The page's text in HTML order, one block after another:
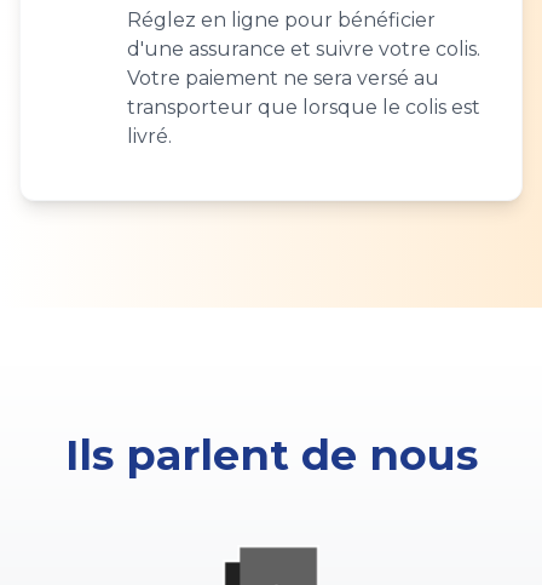
Réglez en ligne pour bénéficier
d'une assurance et suivre votre colis.
Votre paiement ne sera versé au
transporteur que lorsque le colis est
livré.
Ils parlent de nous